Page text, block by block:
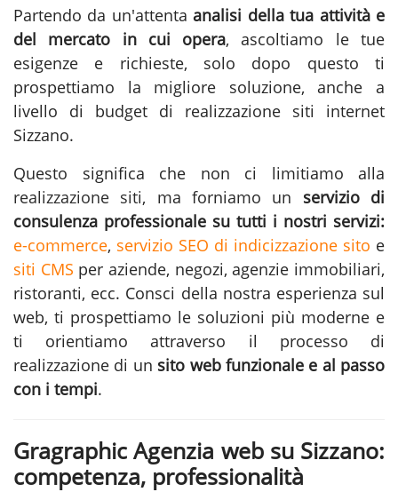
Partendo da un'attentaanalisi della tua attività e
del mercato in cui opera, ascoltiamo le tue
esigenze e richieste, solo dopo questo ti
prospettiamo la migliore soluzione, anche a
livello di budget di realizzazione siti internet
Sizzano.
Questo significa che non ci limitiamo alla
realizzazione siti, ma forniamo un servizio di
consulenza professionale su tutti i nostri servizi:
e-commerce, servizio SEO di indicizzazione sito e
siti CMS per aziende, negozi, agenzie immobiliari,
ristoranti, ecc. Consci della nostra esperienza sul
web, ti prospettiamo le soluzioni più moderne e
ti orientiamo attraverso il processo di
realizzazione di un sito web funzionale e al passo
con i tempi.
Gragraphic Agenzia web su Sizzano:
competenza, professionalità